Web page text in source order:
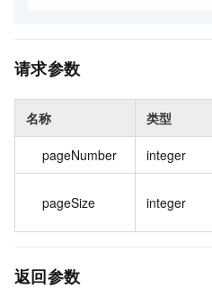
请求参数
名称 类型
pageNumber integer
pageSize integer
返回参数